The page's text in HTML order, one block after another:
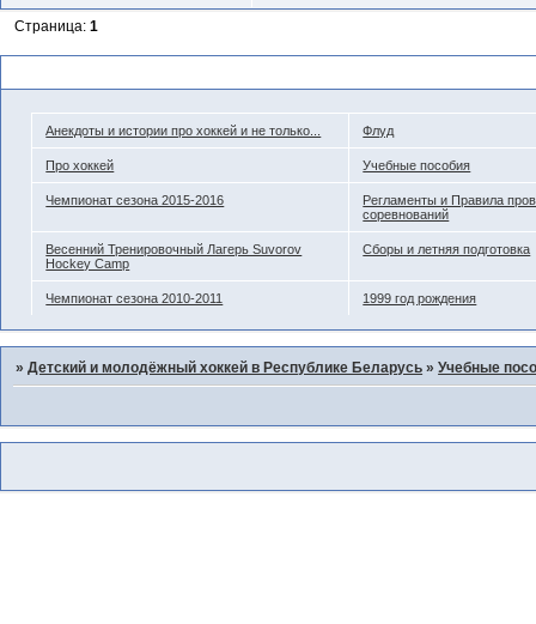
Страница:1
Анекдоты и истории про хоккей и не только... Флуд
Про хоккей Учебные пособия
Чемпионат сезона 2015-2016
Регламенты и Правила
соревнований
Весенний Тренировочный Лагерь Suvorov
Hockey Camp
Сборы и летняя подготовка
Чемпионат сезона 2010-2011 1999 год рождения
»Детский и молодёжный хоккей в Республике Беларусь »Учебные